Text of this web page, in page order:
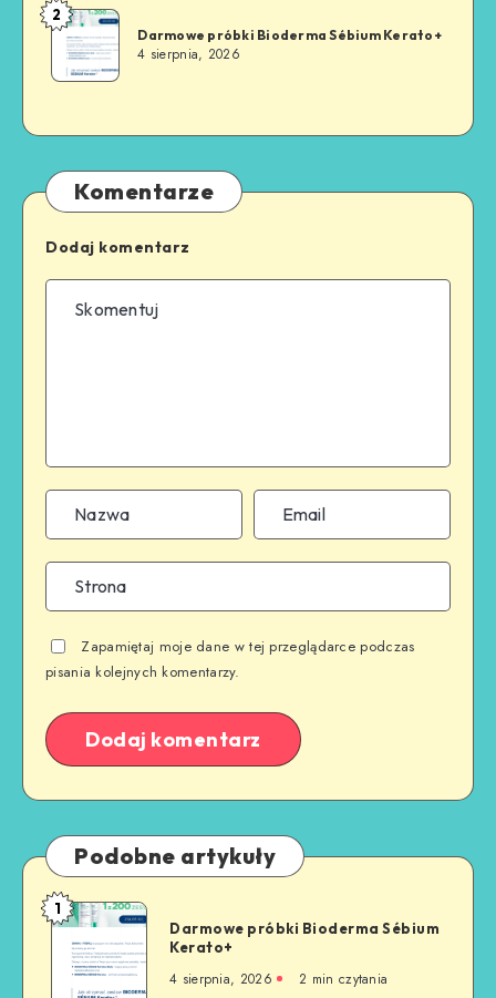
2
Darmowe próbki Bioderma Sébium Kerato+
4 sierpnia, 2026
Komentarze
Dodaj komentarz
Zapamiętaj moje dane w tej przeglądarce podczas
pisania kolejnych komentarzy.
Podobne artykuły
1
Darmowe próbki Bioderma Sébium
Kerato+
4 sierpnia, 2026 2 min czytania